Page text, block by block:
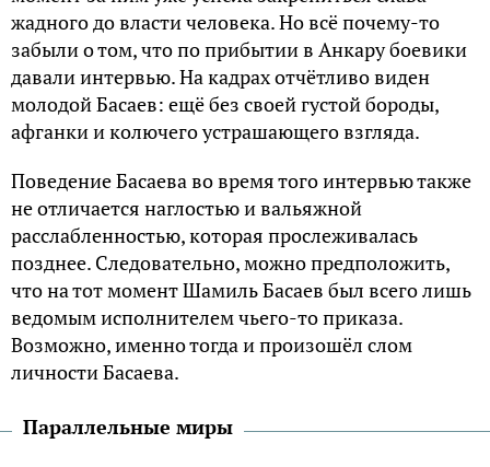
жадного до власти человека. Но всё почему-то
забыли о том, что по прибытии в Анкару боевики
давали интервью. На кадрах отчётливо виден
молодой Басаев: ещё без своей густой бороды,
афганки и колючего устрашающего взгляда.
Поведение Басаева во время того интервью также
не отличается наглостью и вальяжной
расслабленностью, которая прослеживалась
позднее. Следовательно, можно предположить,
что на тот момент Шамиль Басаев был всего лишь
ведомым исполнителем чьего-то приказа.
Возможно, именно тогда и произошёл слом
личности Басаева.
Параллельные миры